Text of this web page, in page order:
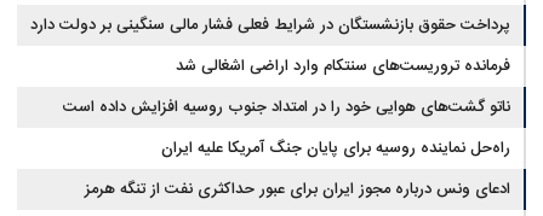
پرداخت حقوق بازنشستگان در شرایط فعلی فشار مالی سنگینی بر دولت دارد
فرمانده تروریست‌های سنتکام وارد اراضی اشغالی شد
ناتو گشت‌های هوایی خود را در امتداد جنوب روسیه افزایش داده است
راه‌حل نماینده روسیه برای پایان جنگ آمریکا علیه ایران
ادعای ونس درباره مجوز ایران برای عبور حداکثری نفت از تنگه هرمز